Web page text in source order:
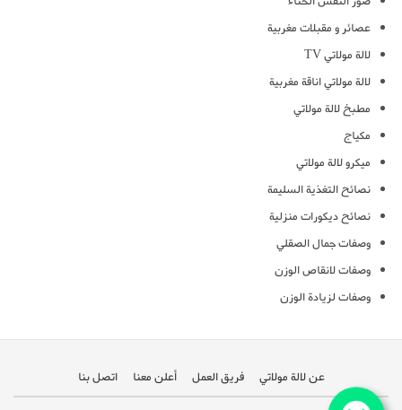
عصائر و مقبلات مغربية
لالة مولاتي TV
لالة مولاتي اناقة مغربية
مطبخ لالة مولاتي
مكياج
ميكرو لالة مولاتي
نصائح التغذية السليمة
نصائح ديكورات منزلية
وصفات جمال الصقلي
وصفات لانقاص الوزن
وصفات لزيادة الوزن
عن لالة مولاتي فريق العمل أعلن معنا اتصل بنا